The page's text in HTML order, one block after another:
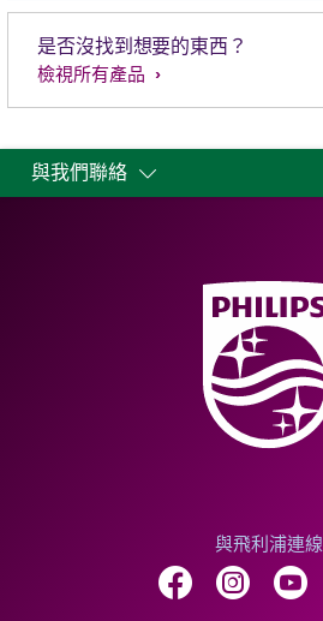
是否沒找到想要的東西？
檢視所有產品
與我們聯絡
與飛利浦連線